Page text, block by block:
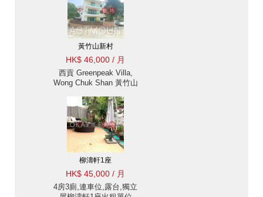
黃竹山新村
HK$ 46,000 / 月
西貢 Greenpeak Villa,
Wong Chuk Shan 黃竹山
單邊, 前後花園 出租單位
柳濤軒1座
HK$ 45,000 / 月
4房3廁,連車位,露台,獨立